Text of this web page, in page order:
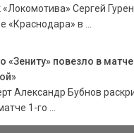
Сергей
«Краснодара» в ...
«Зениту» повезло в
Александр Бубнов
1-го ...